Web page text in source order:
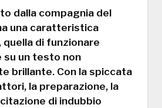
dalla compagnia del
una caratteristica
di funzionare
su un testo non
brillante. Con la spiccata
la preparazione, la
di indubbio